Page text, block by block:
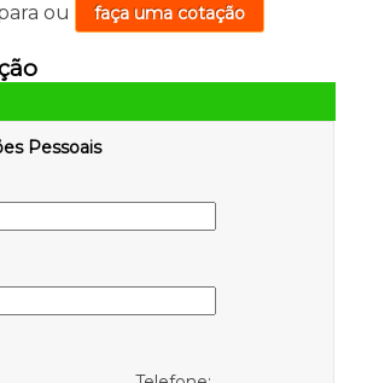
ou faça uma cotação
Pessoais